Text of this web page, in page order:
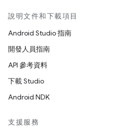
說明文件和下載項目
Android Studio 指南
開發人員指南
API 參考資料
下載 Studio
Android NDK
支援服務